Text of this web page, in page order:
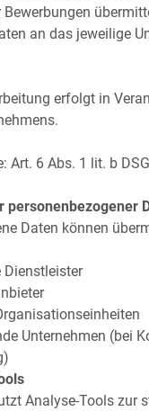
an das jeweilige
erfolgt in
Art. 6 Abs. 1 lit. b
personenbezogener
Daten können
Dienstleister
Unternehmen (bei
Analyse-Tools zur